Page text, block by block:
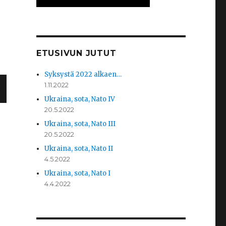
ETUSIVUN JUTUT
Syksystä 2022 alkaen…
1.11.2022
Ukraina, sota, Nato IV
20.5.2022
Ukraina, sota, Nato III
20.5.2022
Ukraina, sota, Nato II
4.5.2022
Ukraina, sota, Nato I
4.4.2022